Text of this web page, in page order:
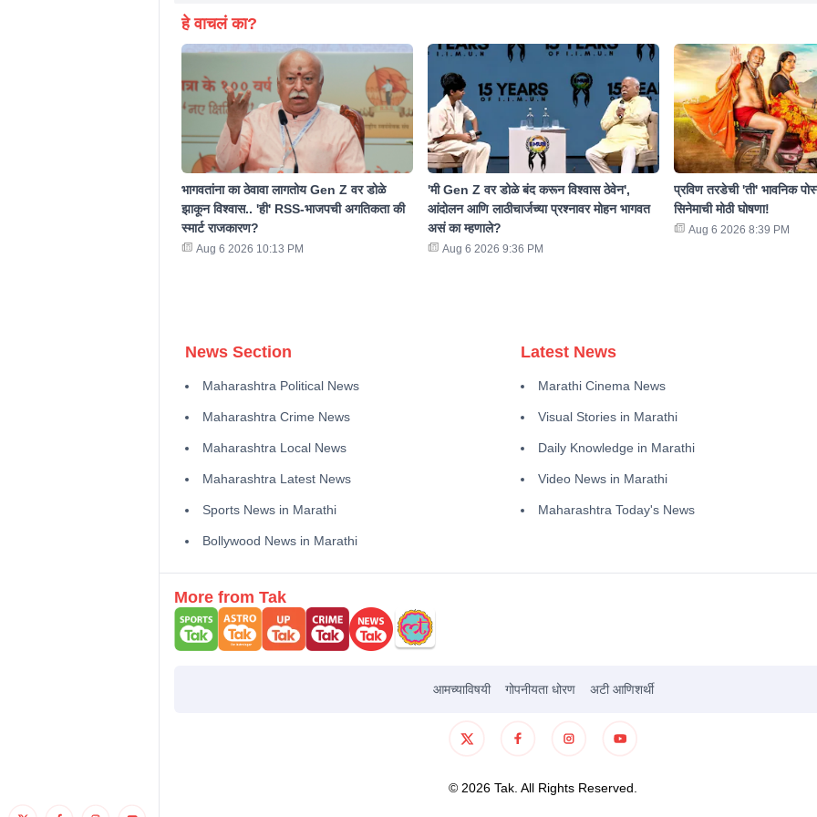
हे वाचलं का?
भागवतांना का ठेवावा लागतोय Gen Z वर डोळे
झाकून विश्वास.. 'ही' RSS-भाजपची अगतिकता की
स्मार्ट राजकारण?
Aug 6 2026 10:13 PM
'मी Gen Z वर डोळे बंद करून विश्वास ठेवेन',
आंदोलन आणि लाठीचार्जच्या प्रश्नावर मोहन भागवत
असं का म्हणाले?
Aug 6 2026 9:36 PM
प्रविण तरडेची 'ती' भावनिक
सिनेमाची मोठी घोषणा!
Aug 6 2026 8:39 PM
News Section
Maharashtra Political News
Maharashtra Crime News
Maharashtra Local News
Maharashtra Latest News
Sports News in Marathi
Bollywood News in Marathi
Latest News
Marathi Cinema News
Visual Stories in Marathi
Daily Knowledge in Marathi
Video News in Marathi
Maharashtra Today's News
More from Tak
आमच्याविषयी गोपनीयता धोरण अटी आणिशर्थी
©2026 Tak. All Rights Reserved.